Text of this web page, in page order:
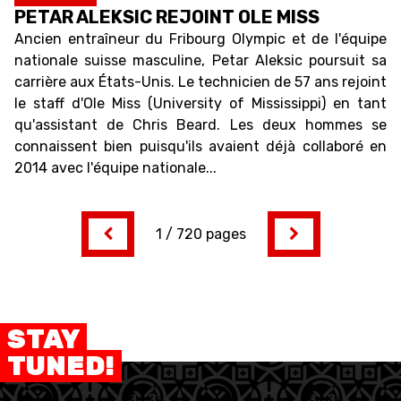
PETAR ALEKSIC REJOINT OLE MISS
Ancien entraîneur du Fribourg Olympic et de l'équipe
nationale suisse masculine, Petar Aleksic poursuit sa
carrière aux États-Unis. Le technicien de 57 ans rejoint
le staff d'Ole Miss (University of Mississippi) en tant
qu'assistant de Chris Beard. Les deux hommes se
connaissent bien puisqu'ils avaient déjà collaboré en
2014 avec l'équipe nationale...
1 / 720 pages
STAY
TUNED!